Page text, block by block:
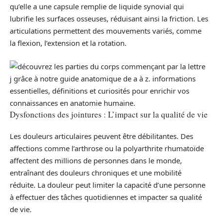
qu’elle a une capsule remplie de liquide synovial qui
lubrifie les surfaces osseuses, réduisant ainsi la friction. Les
articulations permettent des mouvements variés, comme
la flexion, l’extension et la rotation.
Dysfonctions des jointures : L’impact sur la qualité de vie
Les douleurs articulaires peuvent être débilitantes. Des
affections comme l’arthrose ou la polyarthrite rhumatoïde
affectent des millions de personnes dans le monde,
entraînant des douleurs chroniques et une mobilité
réduite. La douleur peut limiter la capacité d’une personne
à effectuer des tâches quotidiennes et impacter sa qualité
de vie.